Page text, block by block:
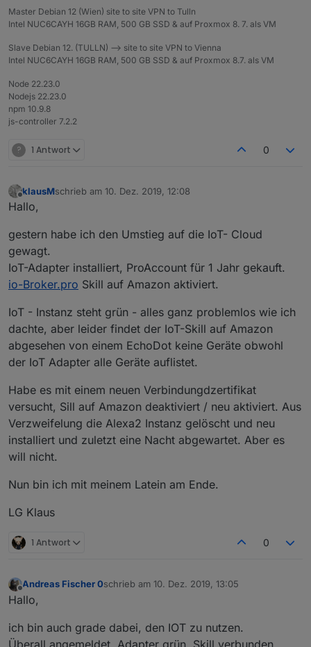
Master Debian 12 (Wien) site to site VPN to Tulln
Intel NUC6CAYH 16GB RAM, 500 GB SSD & auf Proxmox 8. 7. als VM
Slave Debian 12. (TULLN) --> site to site VPN to Vienna
Intel NUC6CAYH 16GB RAM, 500 GB SSD & auf Proxmox 8.7. als VM
Node 22.23.0
Nodejs 22.23.0
npm 10.9.8
js-controller 7.2.2
? 1 Antwort 0
Offline
klausMschrieb am 10. Dez. 2019, 12:08
zuletzt editiert von
Hallo,
gestern habe ich den Umstieg auf die IoT- Cloud
gewagt.
IoT-Adapter installiert, ProAccount für 1 Jahr gekauft.
io-Broker.pro Skill auf Amazon aktiviert.
IoT - Instanz steht grün - alles ganz problemlos wie ich
dachte, aber leider findet der IoT-Skill auf Amazon
abgesehen von einem EchoDot keine Geräte obwohl
der IoT Adapter alle Geräte auflistet.
Habe es mit einem neuen Verbindungdzertifikat
versucht, Sill auf Amazon deaktiviert / neu aktiviert. Aus
Verzweifelung die Alexa2 Instanz gelöscht und neu
installiert und zuletzt eine Nacht abgewartet. Aber es
will nicht.
Nun bin ich mit meinem Latein am Ende.
LG Klaus
1 Antwort 0
Offline
Andreas Fischer 0schrieb am 10. Dez. 2019, 13:05
zuletzt editiert von
Hallo,
ich bin auch grade dabei, den IOT zu nutzen.
Überall angemeldet, Adapter grün, Skill verbunden,